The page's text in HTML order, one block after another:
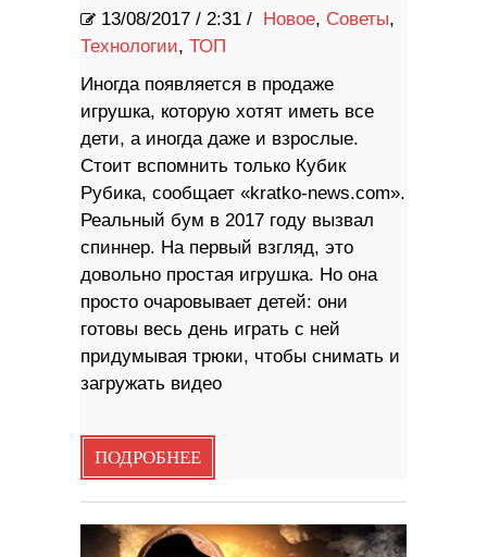
13/08/2017 / 2:31 / Новое, Советы,
Технологии, ТОП
Иногда появляется в продаже
игрушка, которую хотят иметь все
дети, а иногда даже и взрослые.
Стоит вспомнить только Кубик
Рубика, сообщает «kratko-news.com».
Реальный бум в 2017 году вызвал
спиннер. На первый взгляд, это
довольно простая игрушка. Но она
просто очаровывает детей: они
готовы весь день играть с ней
придумывая трюки, чтобы снимать и
загружать видео
ПОДРОБНЕЕ